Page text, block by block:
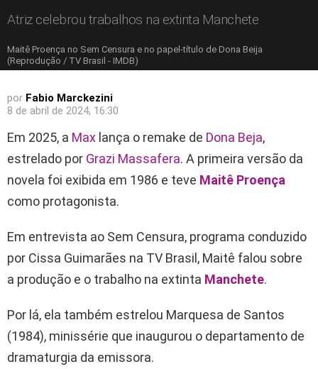
Atriz celebrou trabalhos na extinta Manchete
Maitê Proença no Sem Censura e no papel-título de Dona Beija
(Reprodução / TV Brasil - IMDB)
por Fabio Marckezini
8 de abril de 2024, 16:30
Em 2025, a Max lança o remake de Dona Beja,
estrelado por Grazi Massafera. A primeira versão da
novela foi exibida em 1986 e teve Maitê Proença
como protagonista.
Em entrevista ao Sem Censura, programa conduzido
por Cissa Guimarães na TV Brasil, Maitê falou sobre
a produção e o trabalho na extinta Manchete.
Por lá, ela também estrelou Marquesa de Santos
(1984), minissérie que inaugurou o departamento de
dramaturgia da emissora.